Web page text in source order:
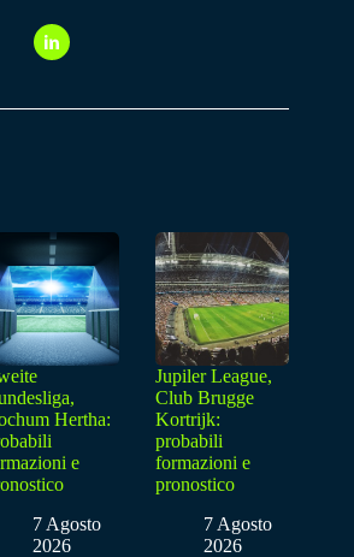
Hertha:
e
7 Agosto
2026
Jupiler League,
Club Brugge
Kortrijk:
probabili
formazioni e
pronostico
7 Agosto
2026